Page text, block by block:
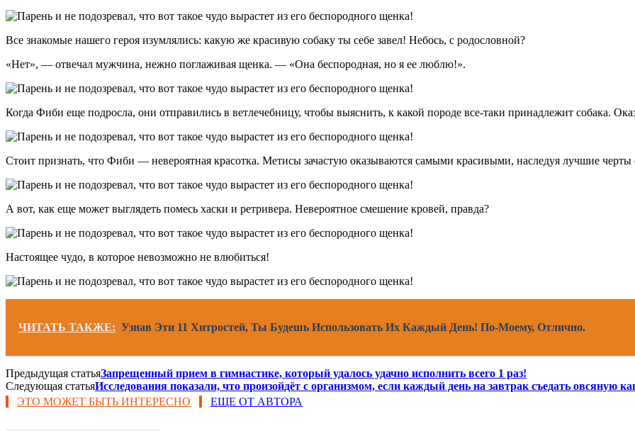
Все знакомые нашего героя изумлялись: какую же красивую собаку ты себе завел! Небось, с родословной?
«Нет», — отвечал мужчина, нежно поглаживая щенка. — «Она беспородная, но я ее люблю!».
Когда Фиби еще подросла, они отправились в ветлечебницу, чтобы выяснить, к какой породе все-таки принадлежит собака.
Стоит признать, что Фиби — невероятная красотка. Метисы зачастую оказываются самыми красивыми, наследуя лучшие
А вот, как еще может выглядеть помесь хаски и ретривера. Невероятное смешение кровей, правда?
Настоящее чудо, в которое невозможно не влюбиться!
ЧИТАТЬ ТАКЖЕ: Узнав Эти 11 Хитростей, Ты Будешь Использовать Их Каждый День! По-Моему, Отлично.
Предыдущая статьяЗапрещенный прием в гимнастике, который удалось удачно исполнить всего 1 раз!
Следующая статьяИсследования показали, что произойдёт с организмом, если каждый день на завтрак съедать овсяную
ЭТО МОЖЕТ БЫТЬ ИНТЕРЕСНО
ЕЩЕ ОТ АВТОРА